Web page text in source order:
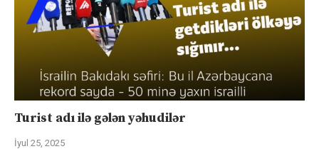
Turist adı ilə gələn yəhudilər
İyul 25, 2025